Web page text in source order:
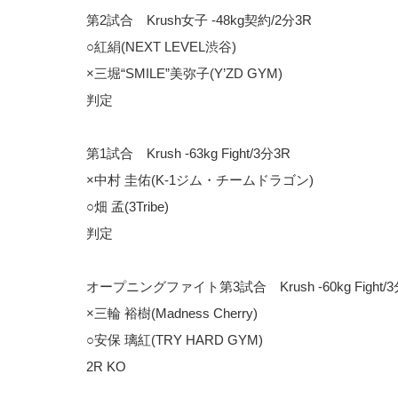
第2試合 Krush女子 -48kg契約/2分3R
○紅絹(NEXT LEVEL渋谷)
×三堀“SMILE”美弥子(Y’ZD GYM)
判定
第1試合 Krush -63kg Fight/3分3R
×中村 圭佑(K-1ジム・チームドラゴン)
○畑 孟(3Tribe)
判定
オープニングファイト第3試合 Krush -60kg Fight/3
×三輪 裕樹(Madness Cherry)
○安保 璃紅(TRY HARD GYM)
2R KO